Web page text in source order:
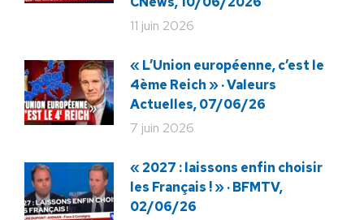
11 juin 2026
« L’Union européenne, c’est le
4ème Reich » · Valeurs
Actuelles, 07/06/26
7 juin 2026
« 2027 : laissons enfin choisir
les Français ! » · BFMTV,
02/06/26